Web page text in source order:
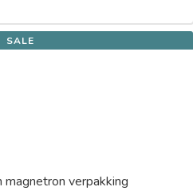
SALE
magnetron verpakking